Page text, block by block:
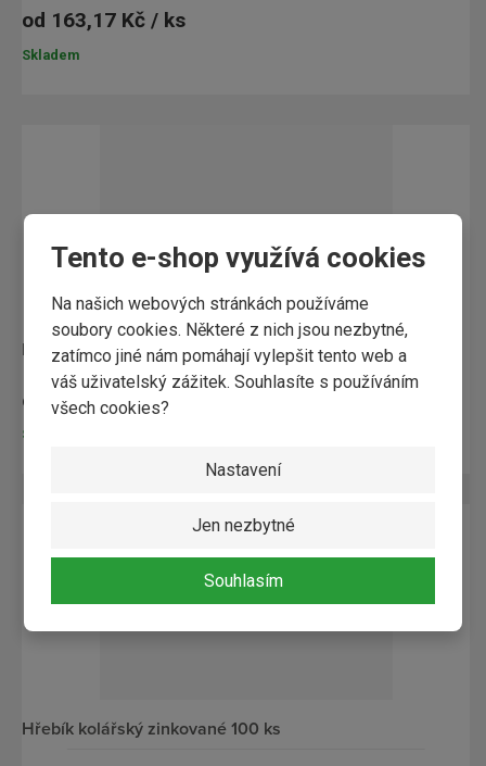
Tento e-shop využívá cookies
Na našich webových stránkách používáme
soubory cookies. Některé z nich jsou nezbytné,
zatímco jiné nám pomáhají vylepšit tento web a
váš uživatelský zážitek. Souhlasíte s používáním
všech cookies?
Nastavení
Jen nezbytné
Souhlasím
od 163,17 Kč / ks
Skladem
hřebík kolářský nerez 1 kg
od 477,95 Kč / ks
Skladem
hřebík kolářský zinkované 100 ks